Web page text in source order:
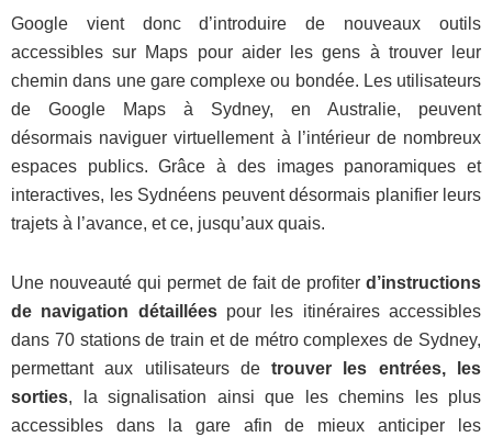
Google vient donc d’introduire de nouveaux outils
accessibles sur Maps pour aider les gens à trouver leur
chemin dans une gare complexe ou bondée. Les utilisateurs
de Google Maps à Sydney, en Australie, peuvent
désormais naviguer virtuellement à l’intérieur de nombreux
espaces publics. Grâce à des images panoramiques et
interactives, les Sydnéens peuvent désormais planifier leurs
trajets à l’avance, et ce, jusqu’aux quais.
Une nouveauté qui permet de fait de profiter d’instructions
de navigation détailléespour les itinéraires accessibles
dans 70 stations de train et de métro complexes de Sydney,
permettant aux utilisateurs detrouver les entrées, les
sorties, la signalisation ainsi que les chemins les plus
accessibles dans la gare afin de mieux anticiper les